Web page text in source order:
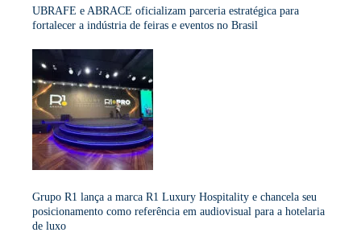
UBRAFE e ABRACE oficializam parceria estratégica para
fortalecer a indústria de feiras e eventos no Brasil
Grupo R1 lança a marca R1 Luxury Hospitality e chancela seu
posicionamento como referência em audiovisual para a hotelaria
de luxo